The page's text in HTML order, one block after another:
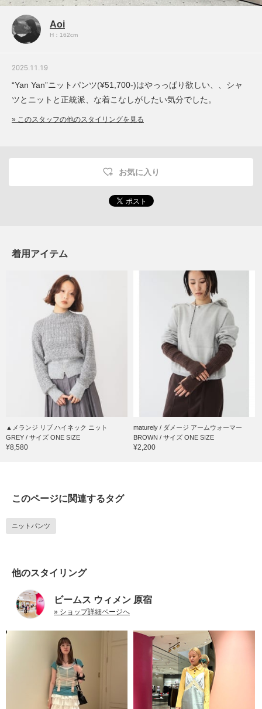
Aoi
H：162cm
2025.11.19
“Yan Yan”ニットパンツ(¥51,700-)はやっっぱり欲しい、、シャ
ツとニットと正統派、な着こなしがしたい気分でした。
» このスタッフの他のスタイリングを見る
お気に入り
着用アイテム
▲メランジ リブ ハイネック ニット
GREY / サイズ ONE SIZE
¥8,580
maturely / ダメージ アームウォーマー
BROWN / サイズ ONE SIZE
¥2,200
このページに関連するタグ
ニットパンツ
他のスタイリング
ビームス ウィメン 原宿
» ショップ詳細ページへ